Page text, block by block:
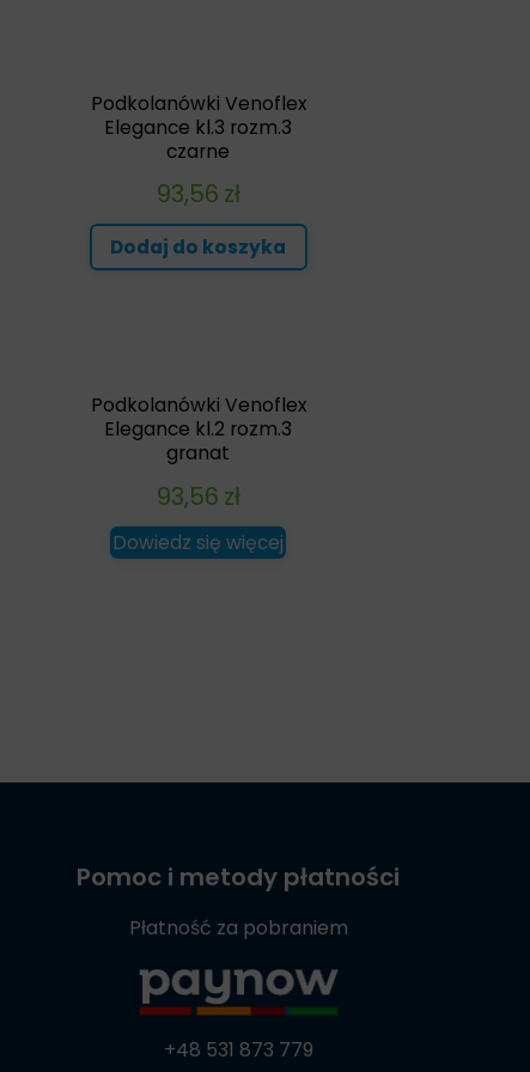
Podkolanówki Venoflex
Elegance kl.3 rozm.3
czarne
93,56 zł
Dodaj do koszyka
Podkolanówki Venoflex
Elegance kl.2 rozm.3
granat
93,56 zł
Dowiedz się więcej
Pomoc i metody płatności
Płatność za pobraniem
+48 531 873 779